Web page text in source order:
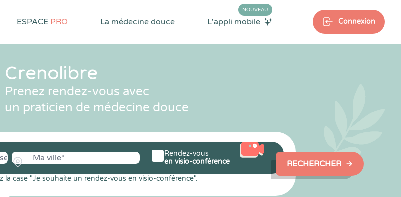
ESPACE PRO La médecine douce L'appli mobile
NOUVEAU
Connexion
Crenolibre
Prenez rendez-vous avec
un praticien de médecine douce
la case "Je souhaite un rendez-vous en visio-conférence".
Rendez-vous
en visio-conférence
RECHERCHER